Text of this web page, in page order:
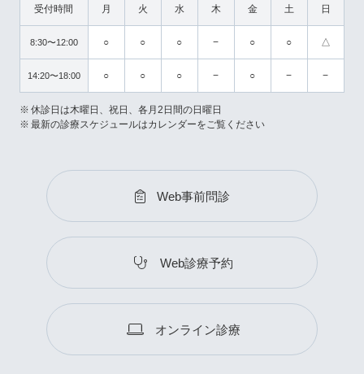
受付時間 月 火 水 木 金 土 日
8:30〜12:00 ○ ○ ○ − ○ ○ △
14:20〜18:00 ○ ○ ○ − ○ − −
休診日は木曜日、祝日、各月2日間の日曜日
最新の診療スケジュールはカレンダーをご覧ください
Web事前問診
Web診療予約
オンライン診療